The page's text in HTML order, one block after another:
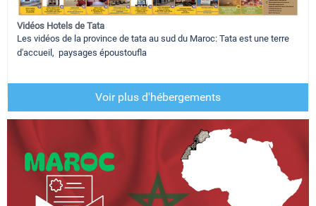
Vidéos Hotels de Tata
Les vidéos de la province de tata au sud du Maroc: Tata est une terre
d'accueil, paysages époustoufla
Voir plus d'hébergements